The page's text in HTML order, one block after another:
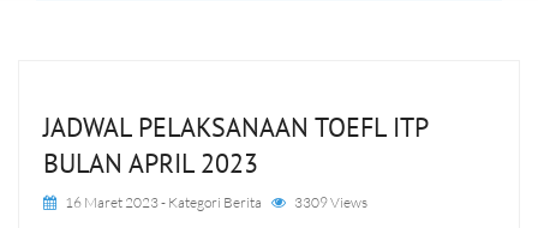
JADWAL PELAKSANAAN TOEFL ITP
BULAN APRIL 2023
16 Maret 2023- Kategori Berita 3309 Views